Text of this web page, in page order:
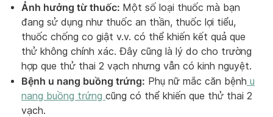
Ảnh hưởng từ thuốc: Một số loại thuốc mà bạn
đang sử dụng như thuốc an thần, thuốc lợi tiểu,
thuốc chống co giật v.v. có thể khiến kết quả que
thử không chính xác. Đây cũng là lý do cho trường
hợp que thử thai 2 vạch nhưng vẫn có kinh nguyệt.
Bệnh u nang buồng trứng: Phụ nữ mắc căn bệnh u
nang buồng trứng cũng có thể khiến que thử thai 2
vạch.